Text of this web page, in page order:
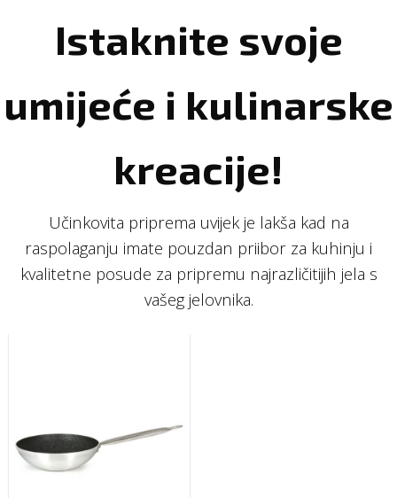
Istaknite svoje
umijeće i kulinarske
kreacije!
Učinkovita priprema uvijek je lakša kad na
raspolaganju imate pouzdan priibor za kuhinju i
kvalitetne posude za pripremu najrazličitijih jela s
vašeg jelovnika.